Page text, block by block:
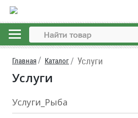
Главная Каталог Услуги
Услуги
Услуги_Рыба